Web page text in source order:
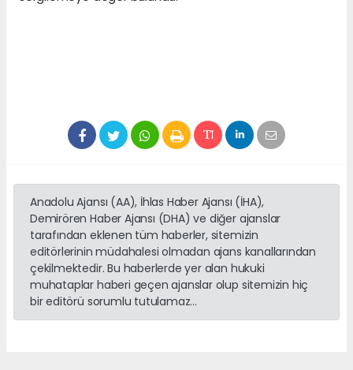
Anadolu Ajansı (AA), İhlas Haber Ajansı (İHA),
Demirören Haber Ajansı (DHA) ve diğer ajanslar
tarafından eklenen tüm haberler, sitemizin
editörlerinin müdahalesi olmadan ajans kanallarından
çekilmektedir. Bu haberlerde yer alan hukuki
muhataplar haberi geçen ajanslar olup sitemizin hiç
bir editörü sorumlu tutulamaz...